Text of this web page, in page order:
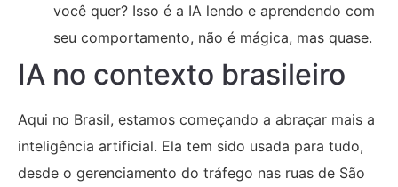
você quer? Isso é a IA lendo e aprendendo com
seu comportamento, não é mágica, mas quase.
IA no contexto brasileiro
Aqui no Brasil, estamos começando a abraçar mais a
inteligência artificial. Ela tem sido usada para tudo,
desde o gerenciamento do tráfego nas ruas de São